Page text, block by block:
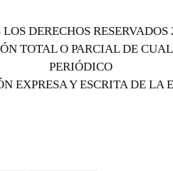
LOS DERECHOS RESERVADOS
TOTAL O PARCIAL DE
PERIÓDICO
EXPRESA Y ESCRITA DE LA